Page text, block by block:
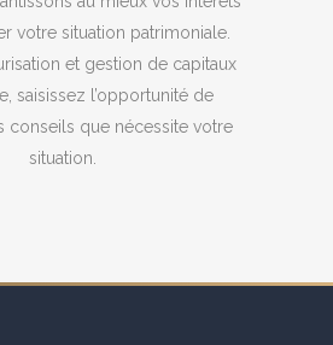
votre situation patrimoniale.
et gestion de capitaux
saisissez l’opportunité de
conseils que nécessite votre
situation.